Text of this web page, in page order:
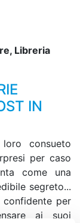
Libreria
IN
consueto
per caso
come una
segreto...
per
ai suoi